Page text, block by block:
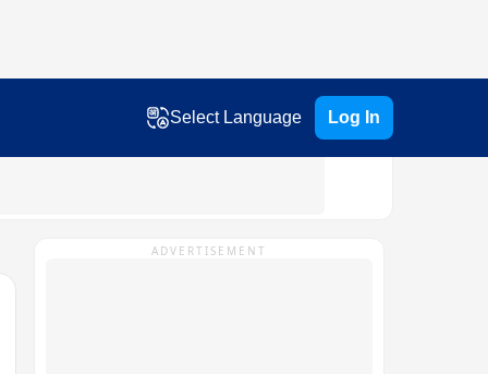
Select Language Log In
ADVERTISEMENT